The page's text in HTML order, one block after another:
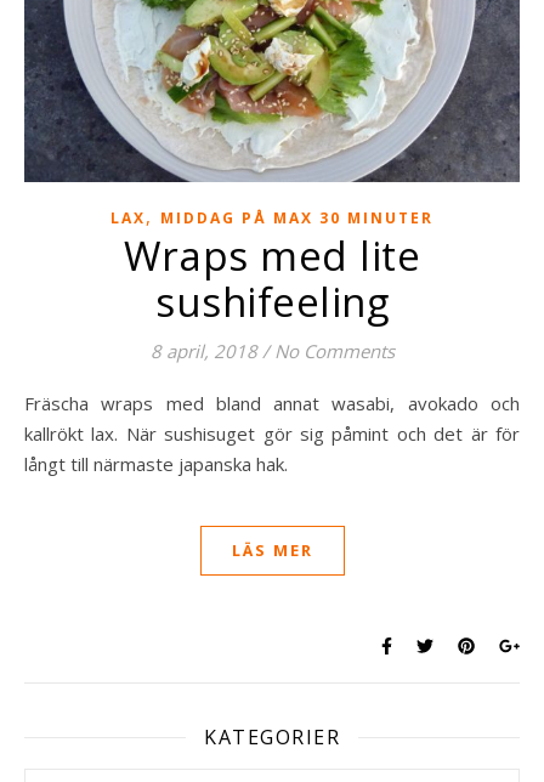
LAX, MIDDAG PÅ MAX 30 MINUTER
Wraps med lite
sushifeeling
8 april, 2018 / No Comments
Fräscha wraps med bland annat wasabi, avokado och
kallrökt lax. När sushisuget gör sig påmint och det är för
långt till närmaste japanska hak.
LÄS MER
KATEGORIER